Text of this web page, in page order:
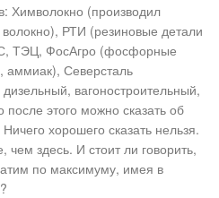
Химволокно (производил
РТИ (резиновые детали
ТЭЦ, ФосАгро (фосфорные
аммиак), Северсталь
вагоностроительный,
этого можно сказать об
хорошего сказать нельзя.
здесь. И стоит ли говорить,
по максимуму, имея в